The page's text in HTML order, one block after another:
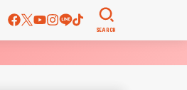
SEARCH